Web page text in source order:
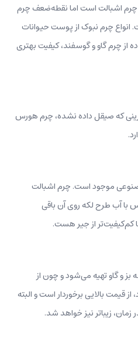
چرم اشبالت است اما نقطه‌ضعف چرم
چرم نبوک از پوست حیوانات
از چرم گاو و گوسفند، کیفیت بهتری
که صیقل داده نشده، چرم هورس
موجود است. چرم اشبالت
با آب طرح لکه روی آن باقی
کم‌کیفیت‌تر از جیر هست.
بز و گاو تهیه می‌شود و چون از
قیمت بالایی برخوردار است و البته
زیباتر نیز خواهد شد.